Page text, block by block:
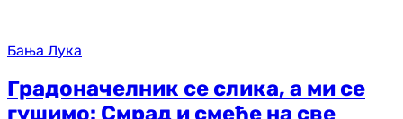
Бања Лука
Градоначелник се слика, а ми се